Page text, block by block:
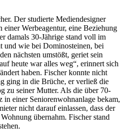
Der studierte Mediendesigner
einer Werbeagentur, eine Beziehung
damals 30-Jährige stand voll im
und wie bei Dominosteinen, bei
nächsten umstößt, geriet sein
heute war alles weg“, erinnert sich
haben. Fischer konnte nicht
ging in die Brüche, er verließ die
zu seiner Mutter. Als die über 70-
in einer Seniorenwohnanlage bekam,
nicht darauf einlassen, dass der
übernahm. Fischer stand